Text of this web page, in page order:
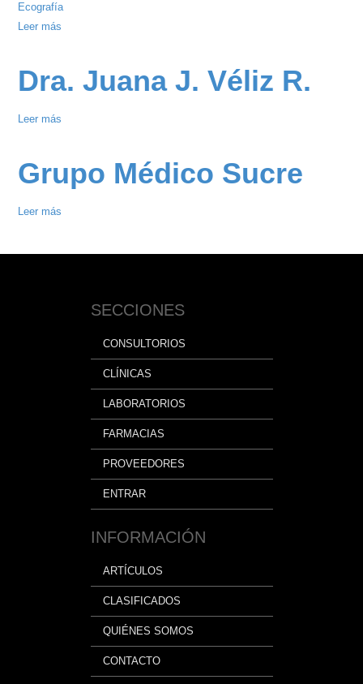
Ecografía
Leer más
Ecografía
Dra. Juana J. Véliz R.
Leer más
J.
Grupo Médico Sucre
Leer más
SECCIONES
CONSULTORIOS
CLÍNICAS
LABORATORIOS
FARMACIAS
PROVEEDORES
ENTRAR
INFORMACIÓN
ARTÍCULOS
CLASIFICADOS
QUIÉNES SOMOS
CONTACTO